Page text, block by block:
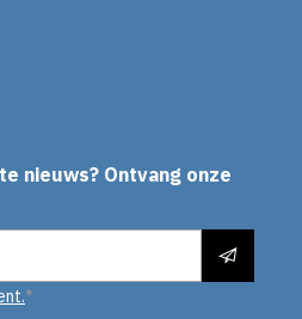
nieuws? Ontvang onze